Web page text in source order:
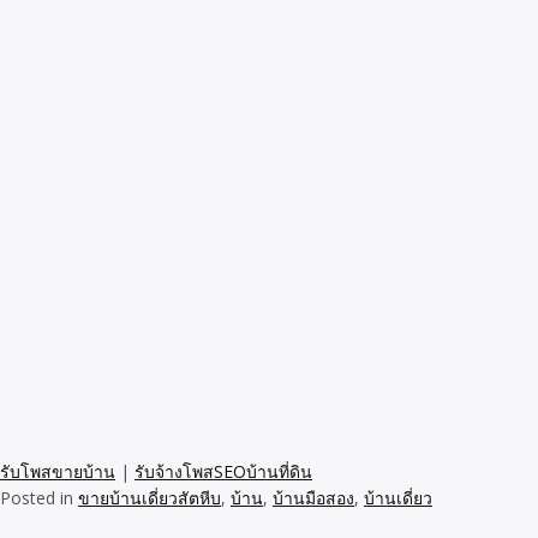
รับโพสขายบ้าน | รับจ้างโพสSEOบ้านที่ดิน
Posted in ขายบ้านเดี่ยวสัตหีบ, บ้าน, บ้านมือสอง, บ้านเดี่ยว